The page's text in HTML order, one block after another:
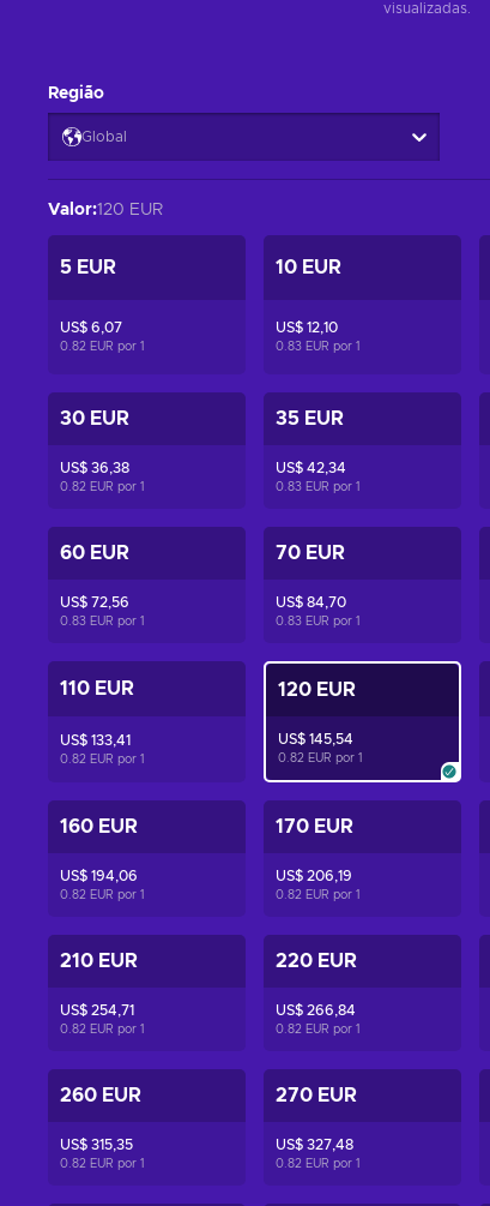
visualizadas.
Região
Global
Valor:120 EUR
5 EUR
US$ 6,07
0.82 EUR por 1
10 EUR
US$ 12,10
0.83 EUR por 1
30 EUR
US$ 36,38
0.82 EUR por 1
35 EUR
US$ 42,34
0.83 EUR por 1
60 EUR
US$ 72,56
0.83 EUR por 1
70 EUR
US$ 84,70
0.83 EUR por 1
110 EUR
US$ 133,41
0.82 EUR por 1
120 EUR
US$ 145,54
0.82 EUR por 1
160 EUR
US$ 194,06
0.82 EUR por 1
170 EUR
US$ 206,19
0.82 EUR por 1
210 EUR
US$ 254,71
0.82 EUR por 1
220 EUR
US$ 266,84
0.82 EUR por 1
260 EUR
US$ 315,35
0.82 EUR por 1
270 EUR
US$ 327,48
0.82 EUR por 1